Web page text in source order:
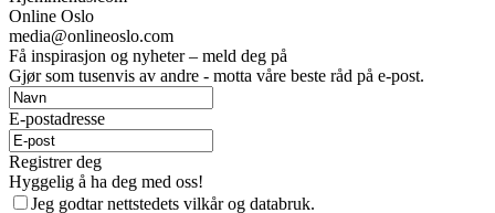
Online Oslo
media@onlineoslo.com
Få inspirasjon og nyheter – meld deg på
Gjør som tusenvis av andre - motta våre beste råd på e-post.
E-postadresse
Registrer deg
Hyggelig å ha deg med oss!
Jeg godtar nettstedets vilkår og databruk.